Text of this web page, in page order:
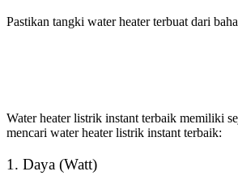
Pastikan tangki water heater terbuat dari
Water heater listrik instant terbaik memiliki
mencari water heater listrik instant terbaik:
1. Daya (Watt)